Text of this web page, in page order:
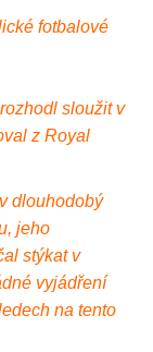
fotbalové
sloužit v
z Royal
dlouhodobý
jeho
stýkat v
vyjádření
na tento